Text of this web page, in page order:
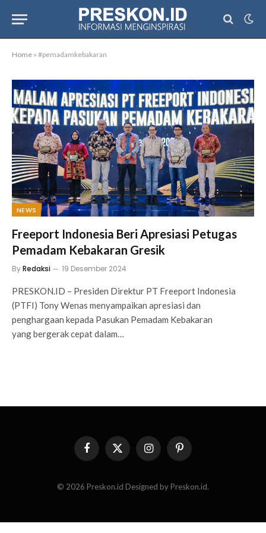
Home » #pemadamkebakaran
NEWS
Freeport Indonesia Beri Apresiasi Petugas
Pemadam Kebakaran Gresik
ByRedaksi 19 Desember 2024
PRESKON.ID – Presiden Direktur PT Freeport Indonesia
(PTFI) Tony Wenas menyampaikan apresiasi dan
penghargaan kepada Pasukan Pemadam Kebakaran
yang bergerak cepat dalam…
FacebookX
(Twitter)
InstagramPinterest
© 2026 Preskon.id Designed by Preskon.id.